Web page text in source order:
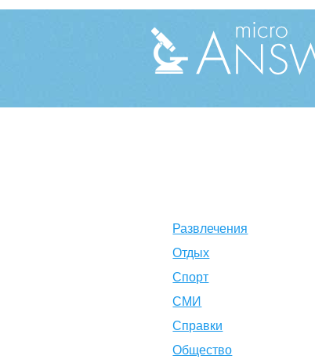
Развлечения
Отдых
Спорт
СМИ
Справки
Общество